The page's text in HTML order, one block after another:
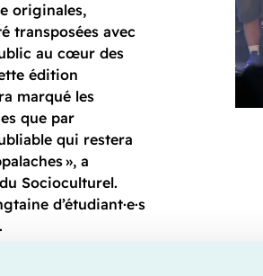
originales,
transposées avec
au cœur des
édition
marqué les
que par
qui restera
», a
Socioculturel.
d’étudiant·e·s